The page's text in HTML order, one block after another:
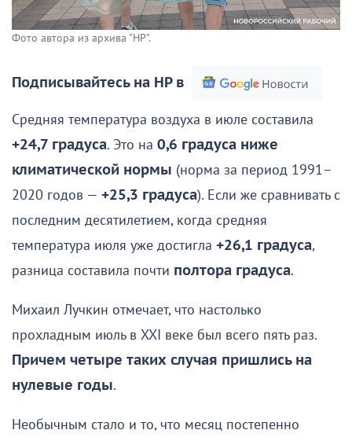
Фото автора из архива "НР".
Подписывайтесь на НР в
Средняя температура воздуха в июле составила
+24,7 градуса. Это на 0,6 градуса ниже
климатической нормы (норма за период 1991–
2020 годов — +25,3 градуса). Если же сравнивать с
последним десятилетием, когда средняя
температура июля уже достигла +26,1 градуса,
разница составила почти полтора градуса.
Михаил Лучкин отмечает, что настолько
прохладным июль в XXI веке был всего пять раз.
Причем четыре таких случая пришлись на
нулевые годы.
Необычным стало и то, что месяц постепенно